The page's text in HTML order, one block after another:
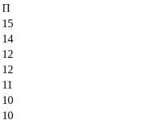
П
15
14
12
12
11
10
10